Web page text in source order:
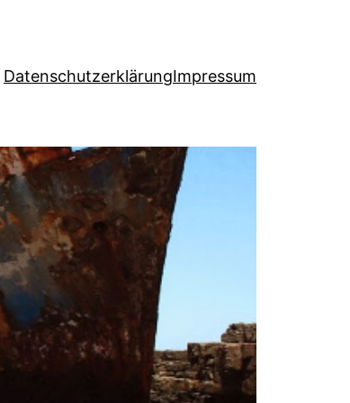
DatenschutzerklärungImpressum